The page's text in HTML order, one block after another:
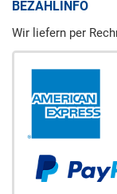
BEZAHLINFO
Wir liefern per